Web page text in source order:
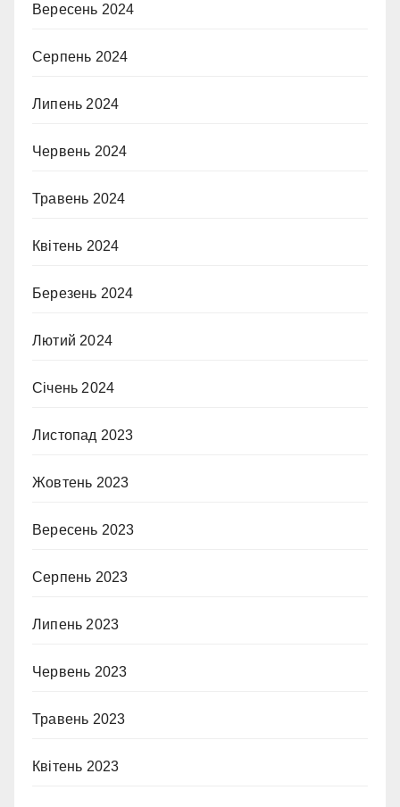
Вересень 2024
Серпень 2024
Липень 2024
Червень 2024
Травень 2024
Квітень 2024
Березень 2024
Лютий 2024
Січень 2024
Листопад 2023
Жовтень 2023
Вересень 2023
Серпень 2023
Липень 2023
Червень 2023
Травень 2023
Квітень 2023